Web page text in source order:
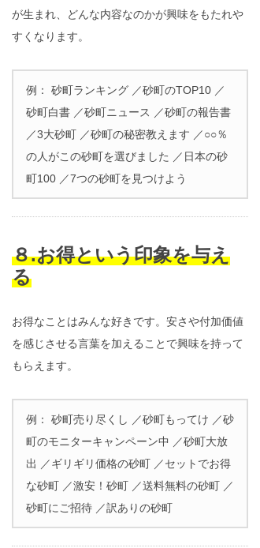
が生まれ、どんな内容なのかが興味をもたれや
すくなります。
例： 砂町ランキング ／砂町のTOP10 ／
砂町白書 ／砂町ニュース ／砂町の報告書
／3大砂町 ／砂町の秘密教えます ／○○％
の人がこの砂町を選びました ／日本の砂
町100 ／7つの砂町を見つけよう
８.お得という印象を与え
る
お得なことはみんな好きです。安さや付加価値
を感じさせる言葉を加えることで興味を持って
もらえます。
例： 砂町売り尽くし ／砂町もってけ ／砂
町のモニターキャンペーン中 ／砂町大放
出 ／ギリギリ価格の砂町 ／セットでお得
な砂町 ／激安！砂町 ／送料無料の砂町 ／
砂町にご招待 ／訳ありの砂町